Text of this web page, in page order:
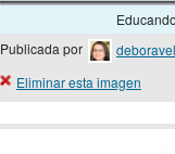
Publicada por
Eliminar esta imagen